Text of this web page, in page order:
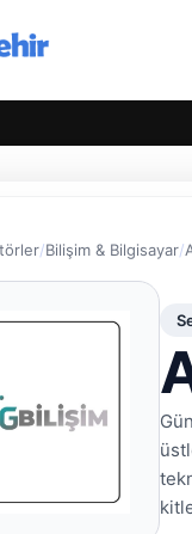
Bilişim & Bilgisayar